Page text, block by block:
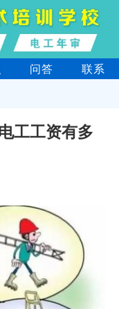
问答 联系
工工资有多